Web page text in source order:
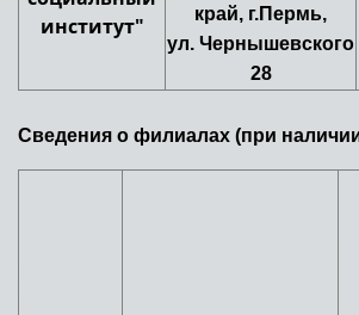
институт"
край, г.Пермь,
ул. Чернышевского
28
Сведения о филиалах (при